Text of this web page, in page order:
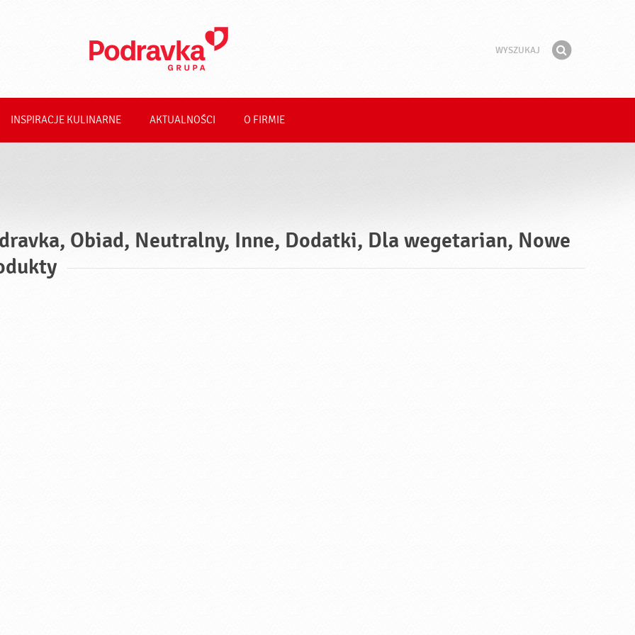
INSPIRACJE KULINARNE AKTUALNOŚCI O FIRMIE
Obiad, Neutralny, Inne, Dodatki, Dla wegetarian, Nowe